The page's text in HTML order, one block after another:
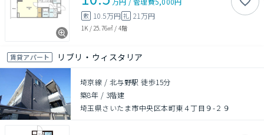
敷 10.5万円 礼 21万円
1K / 25.76㎡ / 4階
賃貸アパート リブリ・ウィスタリア
埼京線 / 北与野駅 徒歩15分
築8年 / 3階建
埼玉県さいたま市中央区本町東４丁目９-２９